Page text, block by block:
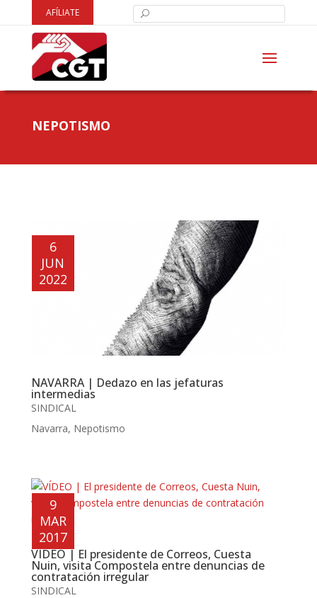
AFÍLIATE
NEPOTISMO
NAVARRA | Dedazo en las jefaturas
intermedias
6
JUN
2022
SINDICAL
Navarra, Nepotismo
VÍDEO | El presidente de Correos, Cuesta
Nuin, visita Compostela entre denuncias de
contratación irregular
9
MAR
2017
SINDICAL